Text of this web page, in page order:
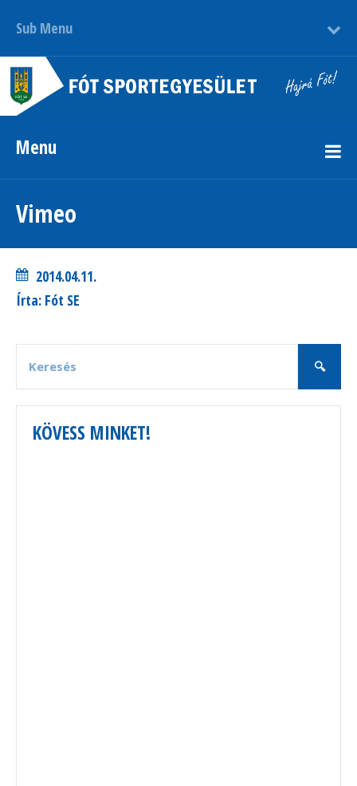
Sub Menu
Menu
Vimeo
2014.04.11.
Írta: Fót SE
KÖVESS MINKET!